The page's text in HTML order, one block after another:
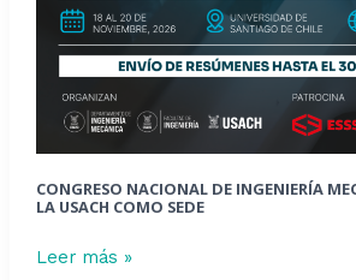
CONGRESO NACIONAL DE INGENIERÍA
LA USACH COMO SEDE
Leer más »